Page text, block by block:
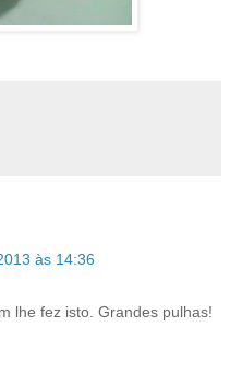
às 14:36
lhe fez isto. Grandes pulhas!